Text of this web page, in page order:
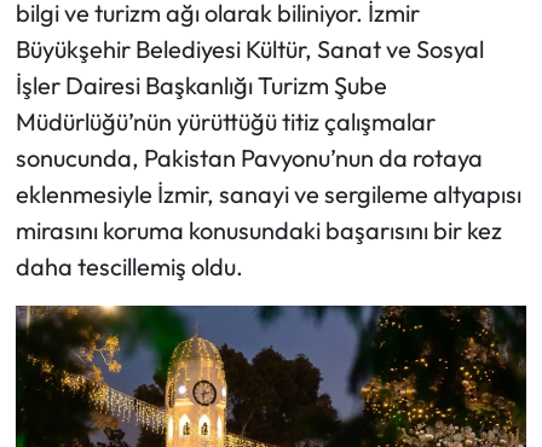
bilgi ve turizm ağı olarak biliniyor. İzmir
Büyükşehir Belediyesi Kültür, Sanat ve Sosyal
İşler Dairesi Başkanlığı Turizm Şube
Müdürlüğü’nün yürüttüğü titiz çalışmalar
sonucunda, Pakistan Pavyonu’nun da rotaya
eklenmesiyle İzmir, sanayi ve sergileme altyapısı
mirasını koruma konusundaki başarısını bir kez
daha tescillemiş oldu.